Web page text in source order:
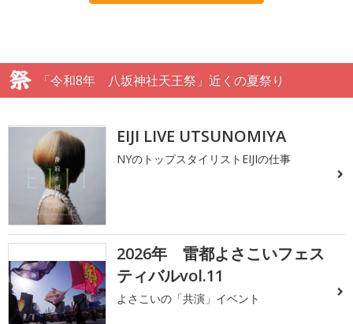
「令和8年 八坂神社天王祭」近くの夏祭り
EIJI LIVE UTSUNOMIYA
NYのトップスタイリストEIJIの仕事
2026年 雷都よさこいフェス
ティバルvol.11
よさこいの「共演」イベント